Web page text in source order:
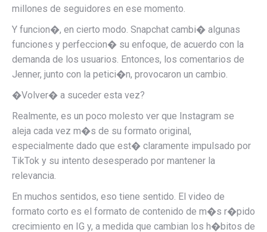
millones de seguidores en ese momento.
Y funcion�, en cierto modo. Snapchat cambi� algunas
funciones y perfeccion� su enfoque, de acuerdo con la
demanda de los usuarios. Entonces, los comentarios de
Jenner, junto con la petici�n, provocaron un cambio.
�Volver� a suceder esta vez?
Realmente, es un poco molesto ver que Instagram se
aleja cada vez m�s de su formato original,
especialmente dado que est� claramente impulsado por
TikTok y su intento desesperado por mantener la
relevancia.
En muchos sentidos, eso tiene sentido. El video de
formato corto es el formato de contenido de m�s r�pido
crecimiento en IG y, a medida que cambian los h�bitos de